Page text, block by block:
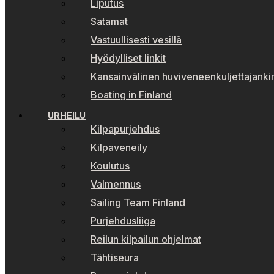
Liputus
Satamat
Vastuullisesti vesillä
Hyödylliset linkit
Kansainvälinen
Boating in Finland
URHEILU
Kilpapurjehdus
Kilpaveneily
Koulutus
Valmennus
Sailing Team Finland
Purjehdusliiga
Reilun kilpailun ohjelmat
Tähtiseura